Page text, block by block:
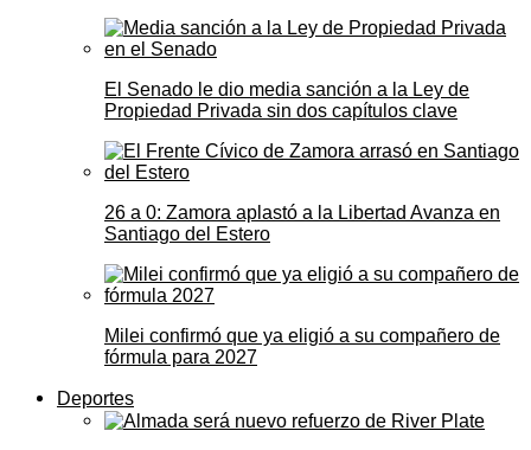
El Senado le dio media sanción a la Ley de
Propiedad Privada sin dos capítulos clave
26 a 0: Zamora aplastó a la Libertad Avanza en
Santiago del Estero
Milei confirmó que ya eligió a su compañero de
fórmula para 2027
Deportes